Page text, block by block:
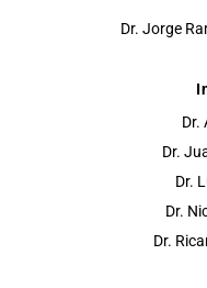
Dr. Jorge
Dr.
Dr.
Dr.
Dr.
Dr.